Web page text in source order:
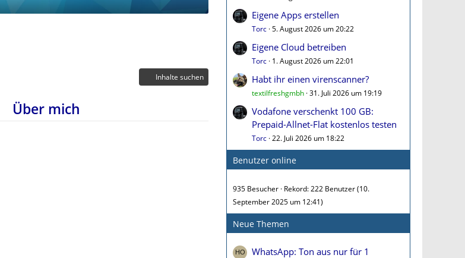
Inhalte suchen
Über mich
Eigene Apps erstellen
Torc 5. August 2026 um 20:22
Eigene Cloud betreiben
Torc 1. August 2026 um 22:01
Habt ihr einen virenscanner?
textilfreshgmbh 31. Juli 2026 um 19:19
Vodafone verschenkt 100 GB:
Prepaid-Allnet-Flat kostenlos testen
Torc 22. Juli 2026 um 18:22
Benutzer online
935 Besucher Rekord: 222 Benutzer (10.
September 2025 um 12:41)
Neue Themen
WhatsApp: Ton aus nur für 1